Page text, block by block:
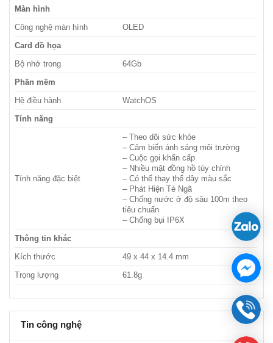
Màn hình
Công nghệ màn hình
OLED
Card đồ họa
Bộ nhớ trong
64Gb
Phần mềm
Hệ điều hành
WatchOS
Tính năng
Tính năng đặc biệt
– Theo dõi sức khỏe
– Cảm biến ánh sáng môi trường
– Cuộc gọi khẩn cấp
– Nhiều mặt đồng hồ tùy chỉnh
– Có thể thay thế dây màu sắc
– Phát Hiện Té Ngã
– Chống nước ở độ sâu 100m theo
tiêu chuẩn
– Chống bụi IP6X
Thông tin khác
Kích thước
49 x 44 x 14.4 mm
Trọng lượng
61.8g
Tin công nghệ